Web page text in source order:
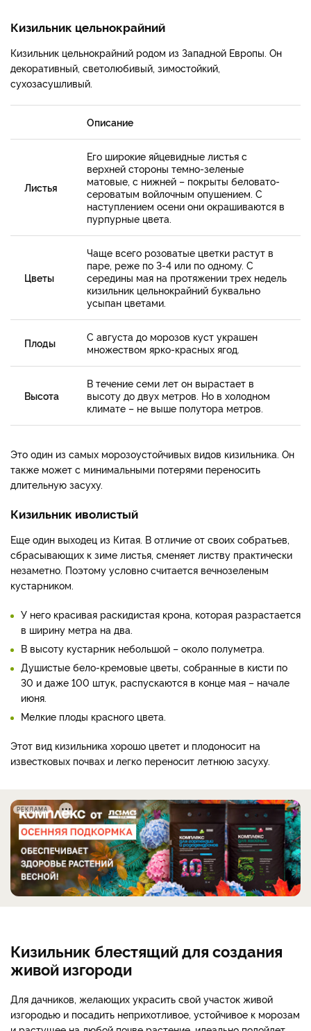
Кизильник цельнокрайний
Кизильник цельнокрайний родом из Западной Европы. Он
декоративный, светолюбивый, зимостойкий,
сухозасушливый.
Описание
Листья
Его широкие яйцевидные листья с
верхней стороны темно-зеленые
матовые, с нижней – покрыты беловато-
сероватым войлочным опушением. С
наступлением осени они окрашиваются в
пурпурные цвета.
Цветы
Чаще всего розоватые цветки растут в
паре, реже по 3-4 или по одному. С
середины мая на протяжении трех недель
кизильник цельнокрайний буквально
усыпан цветами.
Плоды
С августа до морозов куст украшен
множеством ярко-красных ягод.
Высота
В течение семи лет он вырастает в
высоту до двух метров. Но в холодном
климате – не выше полутора метров.
Это один из самых морозоустойчивых видов кизильника. Он
также может с минимальными потерями переносить
длительную засуху.
Кизильник иволистый
Еще один выходец из Китая. В отличие от своих собратьев,
сбрасывающих к зиме листья, сменяет листву практически
незаметно. Поэтому условно считается вечнозеленым
кустарником.
У него красивая раскидистая крона, которая разрастается
в ширину метра на два.
В высоту кустарник небольшой – около полуметра.
Душистые бело-кремовые цветы, собранные в кисти по
30 и даже 100 штук, распускаются в конце мая – начале
июня.
Мелкие плоды красного цвета.
Этот вид кизильника хорошо цветет и плодоносит на
известковых почвах и легко переносит летнюю засуху.
РЕКЛАМА
Кизильник блестящий для создания
живой изгороди
Для дачников, желающих украсить свой участок живой
изгородью и посадить неприхотливое, устойчивое к морозам